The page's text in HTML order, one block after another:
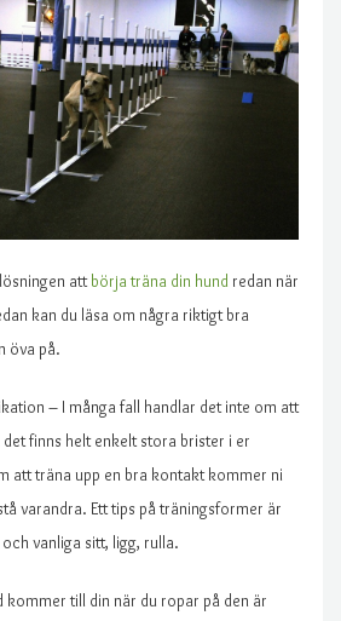
att börja träna din hund redan när
kan du läsa om några riktigt bra
öva på.
– I många fall handlar det inte om att
finns helt enkelt stora brister i er
att träna upp en bra kontakt kommer ni
varandra. Ett tips på träningsformer är
vanliga sitt, ligg, rulla.
kommer till din när du ropar på den är